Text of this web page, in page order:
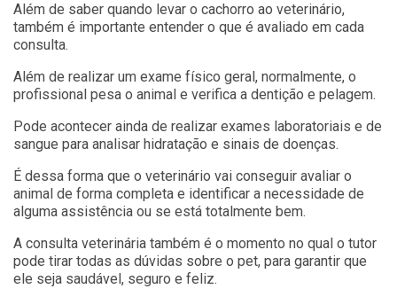
Além de saber quando levar o cachorro ao veterinário,
também é importante entender o que é avaliado em cada
consulta.
Além de realizar um exame físico geral, normalmente, o
profissional pesa o animal e verifica a dentição e pelagem.
Pode acontecer ainda de realizar exames laboratoriais e de
sangue para analisar hidratação e sinais de doenças.
É dessa forma que o veterinário vai conseguir avaliar o
animal de forma completa e identificar a necessidade de
alguma assistência ou se está totalmente bem.
A consulta veterinária também é o momento no qual o tutor
pode tirar todas as dúvidas sobre o pet, para garantir que
ele seja saudável, seguro e feliz.